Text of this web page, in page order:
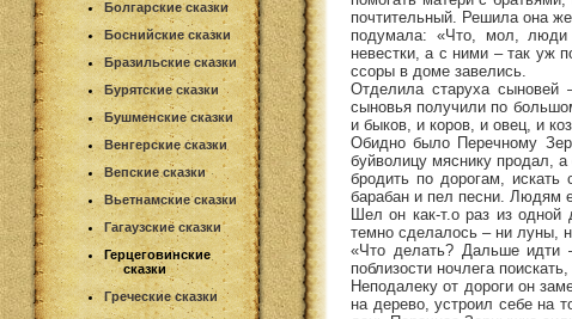
Болгарские сказки
Боснийские сказки
Бразильские сказки
Бурятские сказки
Бушменские сказки
Венгерские сказки
Вепские сказки
Вьетнамские сказки
Гагаузские сказки
Герцеговинские
сказки
Греческие сказки
почтительный. Решила она
подумала: «Что, мол, люди
невестки, а с ними – так уж
ссоры в доме завелись.
Отделила старуха
сыновья получили по
и быков, и коров, и овец, и
Обидно было Перечному
буйволицу мяснику продал,
бродить по дорогам,
барабан и пел песни. Людям
Шел он как-т.о раз из
темно сделалось – ни луны,
«Что делать? Дальше идти
поблизости ночлега
Неподалеку от дороги он
на дерево, устроил себе на